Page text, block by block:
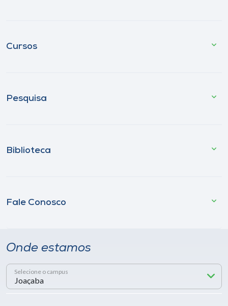
Cursos
Pesquisa
Biblioteca
Fale Conosco
Onde estamos
Selecione o campus